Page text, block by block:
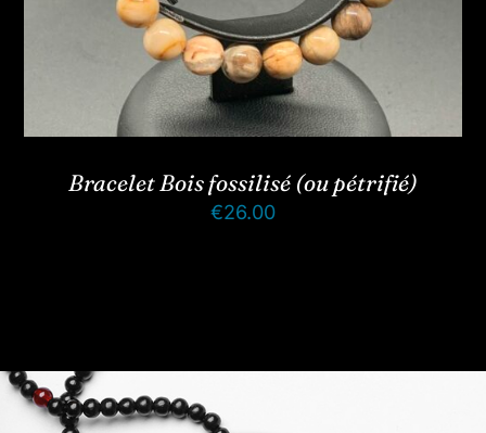
Bracelet Bois fossilisé (ou pétrifié)
€26.00